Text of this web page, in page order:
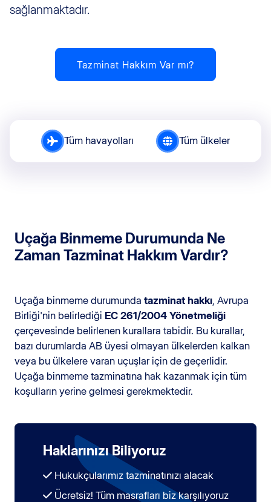
sağlanmaktadır.
Tazminat Hakkım Var mı?
Tüm havayolları Tüm ülkeler
Uçağa Binmeme Durumunda Ne
Zaman Tazminat Hakkım Vardır?
Uçağa binmeme durumunda tazminat hakkı , Avrupa
Birliği'nin belirlediği EC 261/2004 Yönetmeliği
çerçevesinde belirlenen kurallara tabidir. Bu kurallar,
bazı durumlarda AB üyesi olmayan ülkelerden kalkan
veya bu ülkelere varan uçuşlar için de geçerlidir.
Uçağa binmeme tazminatına hak kazanmak için tüm
koşulların yerine gelmesi gerekmektedir.
Haklarınızı Biliyoruz
Hukukçularımız tazminatınızı alacak
Ücretsiz! Tüm masrafları biz karşılıyoruz